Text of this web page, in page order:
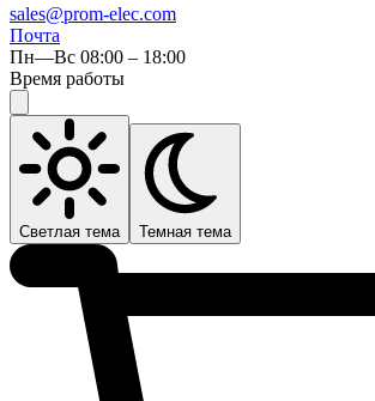
sales@prom-elec.com
Почта
Пн—Вс 08:00 – 18:00
Время работы
Светлая тема Темная тема